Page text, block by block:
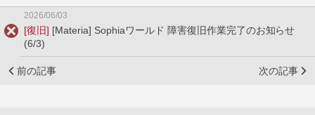
2026/06/03
[復旧] [Materia] Sophiaワールド 障害復旧作業完了のお知らせ
(6/3)
前の記事 次の記事